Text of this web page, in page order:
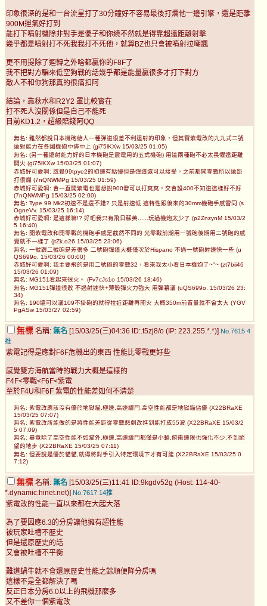
印象很深的是和一台流星打了30分鐘好不容易最後打爛他一邊引擎，還是距離
900M運氣好打到
能打下噴射機除非對手是傻子和你繞不然就是得靠超遠距離射擊
幾乎都是噴射打不死我我打不死他，就算BZ也只會被噴射拉嘲諷
更不用提除了迴轉之外啥都贏你的F8F了
我不把對方騙來低空狗戰的話幾乎都是能量贏很多才打下對方
敵人不和你狗那真的很痛扣阿
結論，靠秋水和R2Y2 罩比較實在
打不死人沒關係但是自己不能死
目前KD1.2，超級賠錢阿QQ
無名: 雖然都說日本機砲給人一種彈道很差不利遠射的印象，但其實紫電改的九九式二號
遠射能力在各國機砲中排中上 (gi75lKXw 15/03/25 01:05)
無名: (另一種遠射能力好的日本機砲是震電用的五式機砲) 用這兩種砲不必太畏懼遠距離
開火 (gi75lKXw 15/03/25 01:07)
赤城好可愛啊: 感覺99tpye2的初速有點慢但是彈道還可以接受，之前都開零戰所以遠距
打很爛 (7nQNWMPg 15/03/25 01:59)
赤城好可愛啊: 會一直開紫電也是想說900發可以打爽爽，交會設400不知道這樣好不好
(7nQNWMPg 15/03/25 02:00)
無名: Type 99 Mk2初速不是還不錯? 只是射速低 這特性跟後來的30mm機砲手感雷同 (s
OgneVv. 15/03/25 16:14)
赤城好可愛啊: 是這樣嘛!? 好吧我只有飛日蘇英......玩過機炮太少了 (p2ZnzynM 15/03/2
5 16:40)
無名: 開紫電改和開零戰的機砲手感是截然不同的 光零戰前期用一號砲後期用二號砲的感
覺就不一樣了 (jtZk.o26 15/03/25 23:06)
無名: 一號跟二號砲是差很多 二號砲彈道大概僅次於Hispano 不過一號砲射速快一些 (u
QS699o. 15/03/26 00:00)
赤城好可愛啊: 我主要飛的是用二號砲的零戰32，看來我太小看日本機炮了~"~ (zt7bii46
15/03/26 01:09)
無名: MG151看起來很火。 (Fv7cJs1o 15/03/26 18:46)
無名: MG151彈道很散 不過射速快+薄殼彈火力強大 用彈幕灑 (uQS699o. 15/03/26 23:
34)
無名: 190還可以灑109不掛砲的就得拉近距離再開火 大概350m前置量就不會太大 (YGV
PgASw 15/03/27 02:59)
無標 名稱: 無名 [15/03/25(三)04:36 ID:.t5zj8/o (IP: 223.255.*.*)] No.7615 4
推
紫電記得是應對F6F危機出的東西 性能比零戰更好些
感覺雙方海航當時的戰力大概是這樣的
F4F<零戰<F6F<紫電
至於F4U和F6F 紫電的性能差如何不清楚
無名: 紫電改應該沒有優於地獄貓,極速,高速纏鬥,高空性能都是地獄貓佔優 (X22BRaXE
15/03/25 07:07)
無名: 紫電改所能做的是將性能差距從零戰悲劇改進到能打成55波 (X22BRaXE 15/03/2
5 07:09)
無名: 畢竟除了高空性能不如貓外,極速,高速纏鬥都僅是小輸,俯衝速限也強化不少,不到絕
望的地步 (X22BRaXE 15/03/25 07:11)
無名: 但要說是優於貓貓,就得將對手引入特定環境下才有可能 (X22BRaXE 15/03/25 0
7:12)
無標 名稱: 無名 [15/03/25(三)11:41 ID:9kgdv52g (Host: 114-40-
*.dynamic.hinet.net)] No.7617 14推
紫電改的性能一直以來都在大起大落
為了要因應6.3的分房讓他擁有超性能
被玩家吐槽不歷史
但是還原歷史的話
又會被吐槽不平衡
難道蝸牛就不會還原歷史性能之餘順便降分房嗎
這樣不是全都解決了嗎
反正日本分房6.0以上的飛機那麼多
又不差你一個紫電改